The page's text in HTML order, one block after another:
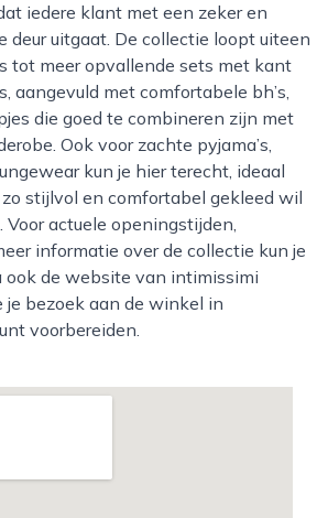
iedere klant met een zeker en
deur uitgaat. De collectie loopt uiteen
tot meer opvallende sets met kant
aangevuld met comfortabele bh’s,
die goed te combineren zijn met
Ook voor zachte pyjama’s,
kun je hier terecht, ideaal
stijlvol en comfortabel gekleed wil
Voor actuele openingstijden,
informatie over de collectie kun je
ook de website van intimissimi
je bezoek aan de winkel in
voorbereiden.